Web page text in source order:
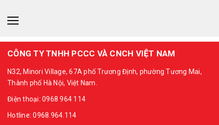
CÔNG TY TNHH PCCC VÀ CNCH VIỆT NAM
N32, Minori Village, 67A phố Trương Định, phường Tương Mai,
Thành phố Hà Nội, Việt Nam.
Điện thoại: 0968 964 114
Hotline: 0968.964.114